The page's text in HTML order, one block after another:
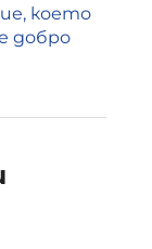
което
добро